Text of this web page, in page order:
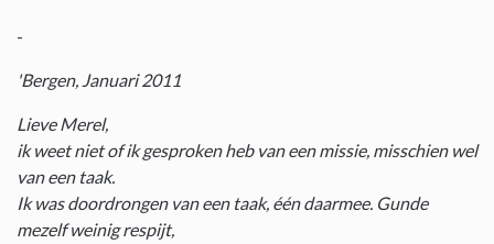
-
'Bergen, Januari 2011
Lieve Merel,
ik weet niet of ik gesproken heb van een missie, misschien wel
van een taak.
Ik was doordrongen van een taak, één daarmee. Gunde
mezelf weinig respijt,